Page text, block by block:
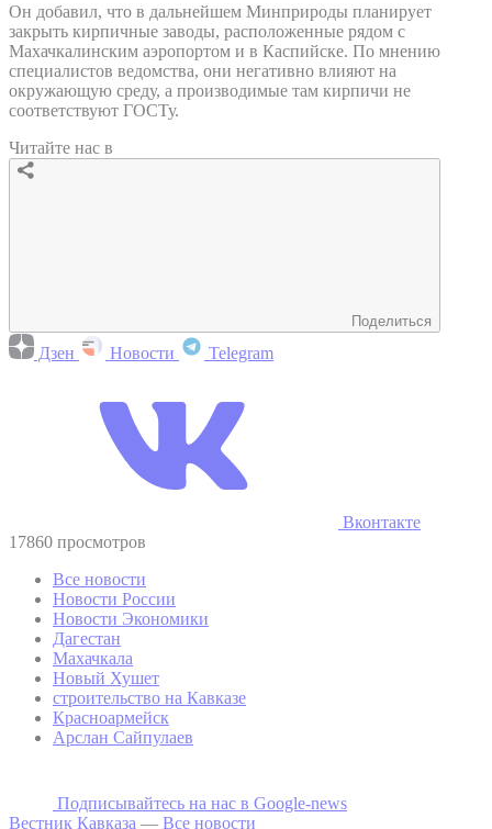
Он добавил, что в дальнейшем Минприроды планирует
закрыть кирпичные заводы, расположенные рядом с
Махачкалинским аэропортом и в Каспийске. По мнению
специалистов ведомства, они негативно влияют на
окружающую среду, а производимые там кирпичи не
соответствуют ГОСТу.
Читайте нас в
Поделиться
Дзен Новости Telegram
Вконтакте
17860 просмотров
Все новости
Новости России
Новости Экономики
Дагестан
Махачкала
Новый Хушет
строительство на Кавказе
Красноармейск
Арслан Сайпулаев
Подписывайтесь на наc в Google-news
Вестник Кавказа — Все новости